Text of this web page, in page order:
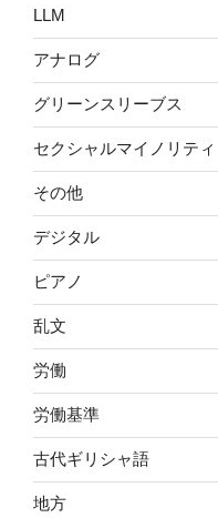
ョ
ン
LLM
アナログ
グリーンスリーブス
セクシャルマイノリティ
その他
デジタル
ピアノ
乱文
労働
労働基準
古代ギリシャ語
地方